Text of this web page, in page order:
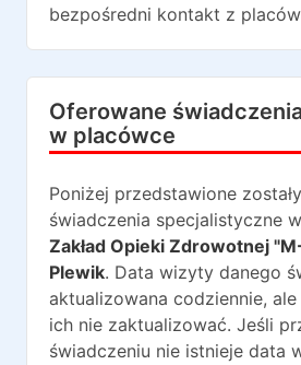
bezpośredni kontakt z
Oferowane
w placówce
Poniżej przedstawione
świadczenia specjalistyczne w
Zakład Opieki Zdrowotnej
Plewik. Data wizyty danego
aktualizowana codziennie, ale
ich nie zaktualizować. Jeśli
świadczeniu nie istnieje data